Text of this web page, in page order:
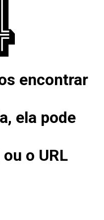
encontrar
ela pode
o URL